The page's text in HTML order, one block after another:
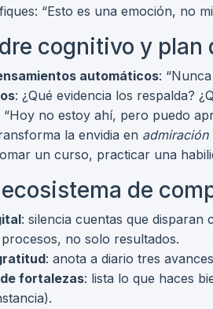
“Esto es una emoción, no mi
cognitivo y plan
automáticos:
: ¿Qué evidencia los respalda?
“Hoy no estoy ahí, pero puedo
la envidia en admiración
un curso, practicar una
de
: silencia cuentas que
no solo resultados.
: anota a diario tres
fortalezas: lista lo que haces